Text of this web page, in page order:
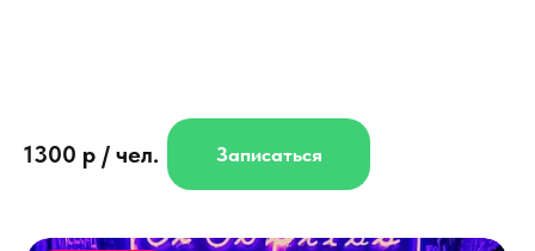
1300 р / чел. Записаться